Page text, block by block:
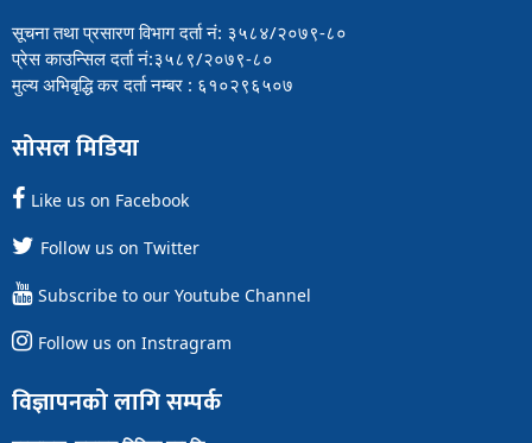
सूचना तथा प्रसारण विभाग दर्ता नं: ३५८४/२०७९-८०
प्रेस काउन्सिल दर्ता नं:३५८९/२०७९-८०
मुल्य अभिबृद्धि कर दर्ता नम्बर : ६१०२९६५०७
सोसल मिडिया
Like us on Facebook
Follow us on Twitter
Subscribe to our Youtube Channel
Follow us on Instragram
विज्ञापनको लागि सम्पर्क